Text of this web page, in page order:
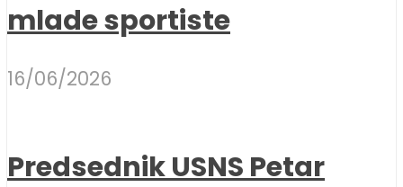
mlade sportiste
16/06/2026
Predsednik USNS Petar